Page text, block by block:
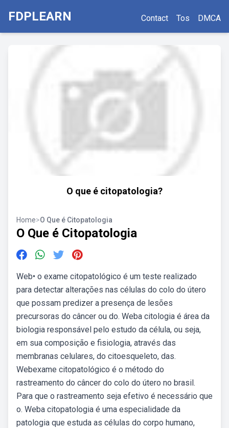
FDPLEARN Contact Tos DMCA
O que é citopatologia?
Home>O Que é Citopatologia
O Que é Citopatologia
Web• o exame citopatológico é um teste realizado
para detectar alterações nas células do colo do útero
que possam predizer a presença de lesões
precursoras do câncer ou do. Weba citologia é área da
biologia responsável pelo estudo da célula, ou seja,
em sua composição e fisiologia, através das
membranas celulares, do citoesqueleto, das.
Webexame citopatológico é o método do
rastreamento do câncer do colo do útero no brasil.
Para que o rastreamento seja efetivo é necessário que
o. Weba citopatologia é uma especialidade da
patologia que estuda as células do corpo humano,